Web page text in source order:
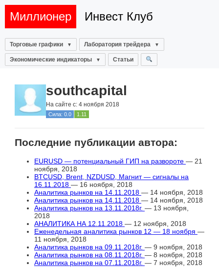
Миллионер Инвест Клуб
Торговые графики Лаборатория трейдера
Экономические индикаторы Статьи
southcapital
На сайте с: 4 ноября 2018
Сила: 0.0 1.11
Последние публикации автора:
EURUSD — потенциальный ГИП на развороте — 21
ноября, 2018
BTCUSD, Brent, NZDUSD, Магнит — сигналы на
16.11.2018 — 16 ноября, 2018
Аналитика рынков на 14.11.2018 — 14 ноября, 2018
Аналитика рынков на 14.11.2018 — 14 ноября, 2018
Аналитика рынков на 13.11.2018г. — 13 ноября,
2018
АНАЛИТИКА НА 12.11.2018 — 12 ноября, 2018
Еженедельная аналитика рынков 12 — 18 ноября —
11 ноября, 2018
Аналитика рынков на 09.11.2018г. — 9 ноября, 2018
Аналитика рынков на 08.11.2018г. — 8 ноября, 2018
Аналитика рынков на 07.11.2018г. — 7 ноября, 2018